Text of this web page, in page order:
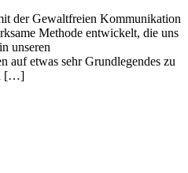
der Gewaltfreien Kommunikation
Methode entwickelt, die uns
unseren
auf etwas sehr Grundlegendes zu
[…]